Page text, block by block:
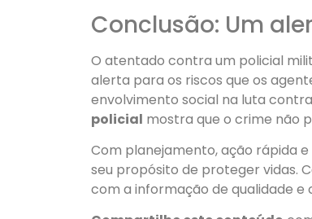
Conclusão: Um
O atentado contra um policial
alerta para os riscos que os
envolvimento social na luta
policial mostra que o crime não
Com planejamento, ação rápida
seu propósito de proteger vidas.
com a informação de qualidade